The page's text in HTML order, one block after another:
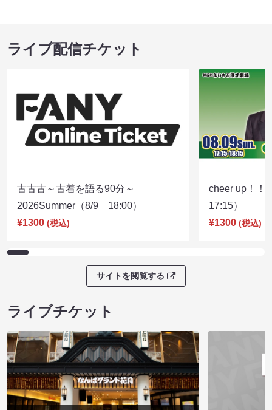
ライブ配信チケット
古古古～古着を語る90分～
2026Summer（8/9 18:00）
¥1300 (税込)
cheer up！
17:15）
¥1300 (税込)
サイトを閲覧する
ライブチケット